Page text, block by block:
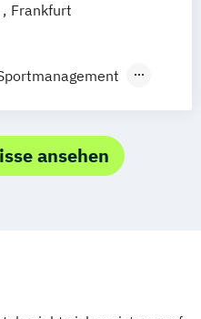
Frankfurt
– Gesundheit
ansehen